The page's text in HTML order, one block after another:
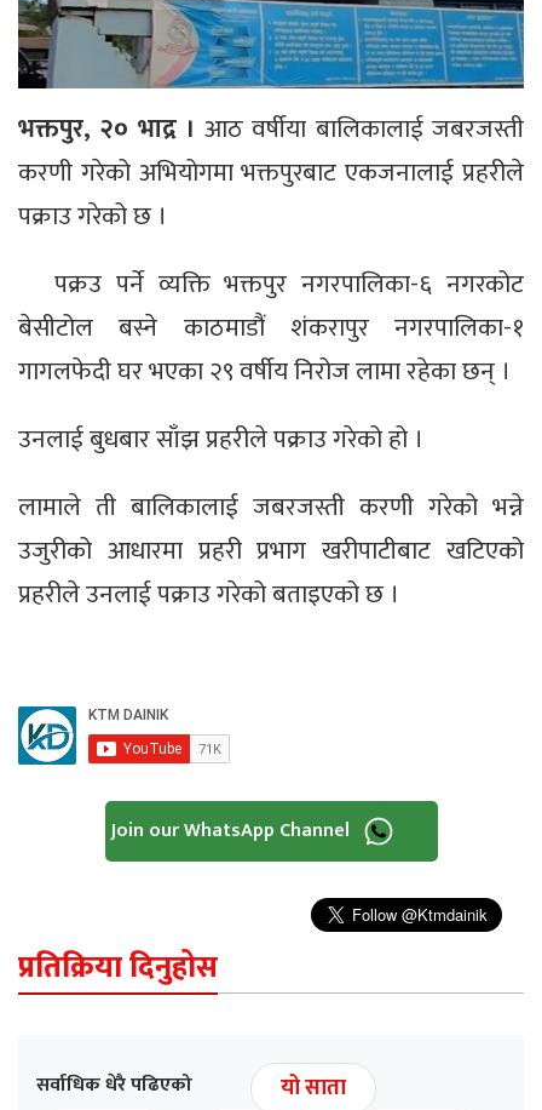
भक्तपुर, २० भाद्र । आठ वर्षीया बालिकालाई जबरजस्ती
करणी गरेको अभियोगमा भक्तपुरबाट एकजनालाई प्रहरीले
पक्राउ गरेको छ ।
पक्रउ पर्ने व्यक्ति भक्तपुर नगरपालिका-६ नगरकोट
बेसीटोल बस्ने काठमाडौं शंकरापुर नगरपालिका-१
गागलफेदी घर भएका २९ वर्षीय निरोज लामा रहेका छन् ।
उनलाई बुधबार साँझ प्रहरीले पक्राउ गरेको हो ।
लामाले ती बालिकालाई जबरजस्ती करणी गरेको भन्ने
उजुरीको आधारमा प्रहरी प्रभाग खरीपाटीबाट खटिएको
प्रहरीले उनलाई पक्राउ गरेको बताइएको छ ।
Join our WhatsApp Channel
प्रतिक्रिया दिनुहोस
सर्वाधिक धेरै पढिएको
यो साता